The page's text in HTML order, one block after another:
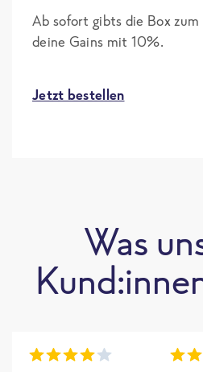
Ab sofort gibts die Box
deine Gains mit 10%.
Jetzt bestellen
Was